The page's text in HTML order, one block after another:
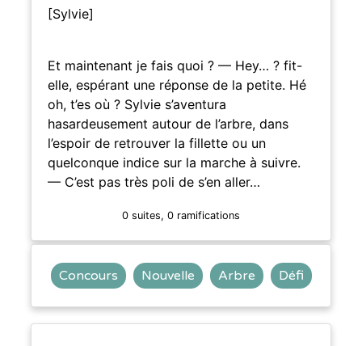
[Sylvie]
Et maintenant je fais quoi ? — Hey… ? fit-
elle, espérant une réponse de la petite. Hé
oh, t’es où ? Sylvie s’aventura
hasardeusement autour de l’arbre, dans
l’espoir de retrouver la fillette ou un
quelconque indice sur la marche à suivre.
— C’est pas très poli de s’en aller…
0 suites, 0 ramifications
Concours Nouvelle Arbre Défi